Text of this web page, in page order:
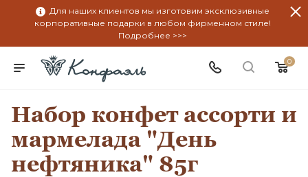
Для наших клиентов мы изготовим эксклюзивные
корпоративные подарки в любом фирменном стиле!
Подробнее >>>
0
Набор конфет ассорти и
мармелада "День
нефтяника" 85г